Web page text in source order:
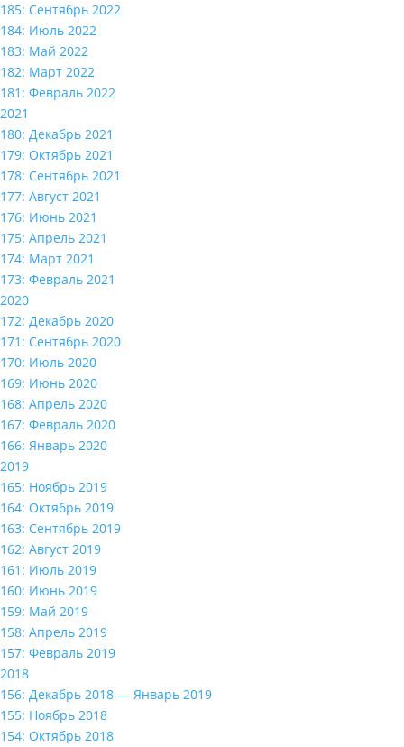
185: Сентябрь 2022
184: Июль 2022
183: Май 2022
182: Март 2022
181: Февраль 2022
2021
180: Декабрь 2021
179: Октябрь 2021
178: Сентябрь 2021
177: Август 2021
176: Июнь 2021
175: Апрель 2021
174: Март 2021
173: Февраль 2021
2020
172: Декабрь 2020
171: Сентябрь 2020
170: Июль 2020
169: Июнь 2020
168: Апрель 2020
167: Февраль 2020
166: Январь 2020
2019
165: Ноябрь 2019
164: Октябрь 2019
163: Сентябрь 2019
162: Август 2019
161: Июль 2019
160: Июнь 2019
159: Май 2019
158: Апрель 2019
157: Февраль 2019
2018
156: Декабрь 2018 — Январь 2019
155: Ноябрь 2018
154: Октябрь 2018